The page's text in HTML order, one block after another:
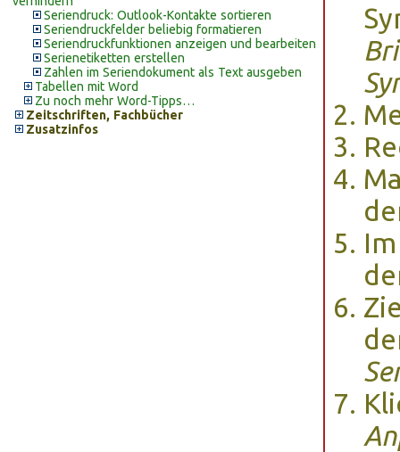
Seriendruck: Outlook-Kontakte sortieren
Seriendruckfelder beliebig formatieren
Seriendruckfunktionen anzeigen und bearbeiten
Serienetiketten erstellen
Zahlen im Seriendokument als Text ausgeben
Tabellen mit Word
Zu noch mehr Word-Tipps…
Zeitschriften, Fachbücher
Zusatzinfos